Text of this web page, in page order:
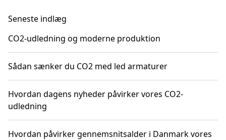
Seneste indlæg
CO2-udledning og moderne produktion
Sådan sænker du CO2 med led armaturer
Hvordan dagens nyheder påvirker vores CO2-
udledning
Hvordan påvirker gennemsnitsalder i Danmark vores